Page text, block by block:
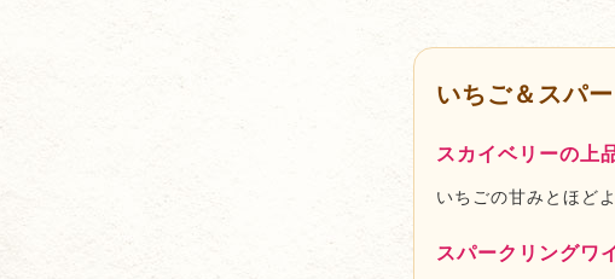
いちご＆スパ
スカイベリーの上
いちごの甘みとほど
スパークリングワ